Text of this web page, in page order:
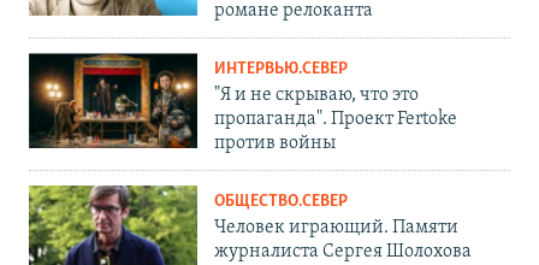
романе релоканта
ИНТЕРВЬЮ.СЕВЕР
"Я и не скрываю, что это
пропаганда". Проект Fertoke
против войны
ОБЩЕСТВО.СЕВЕР
Человек играющий. Памяти
журналиста Сергея Шолохова